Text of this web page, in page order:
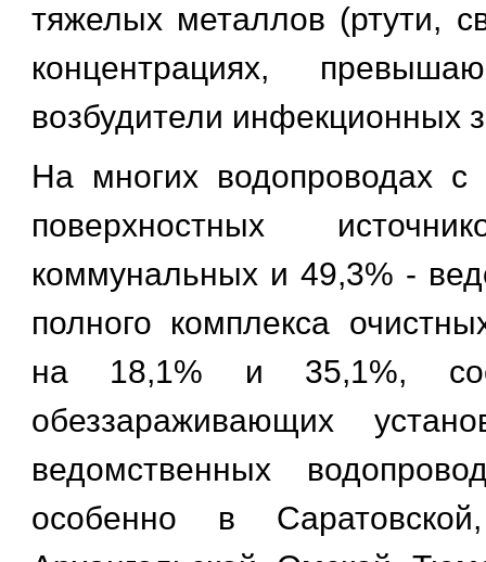
тяжелых металлов (ртути,
концентрациях,
возбудители инфекционных
На многих водопроводах с
поверхностных
коммунальных и 49,3% -
полного комплекса
на 18,1% и 35,1%,
обеззараживающих
ведомственных
особенно в